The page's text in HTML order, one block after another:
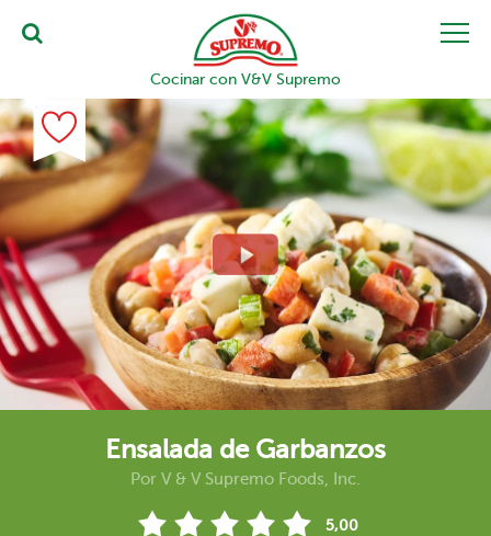
Cocinar con V&V Supremo
Ensalada de Garbanzos
Por V & V Supremo Foods, Inc.
5,00